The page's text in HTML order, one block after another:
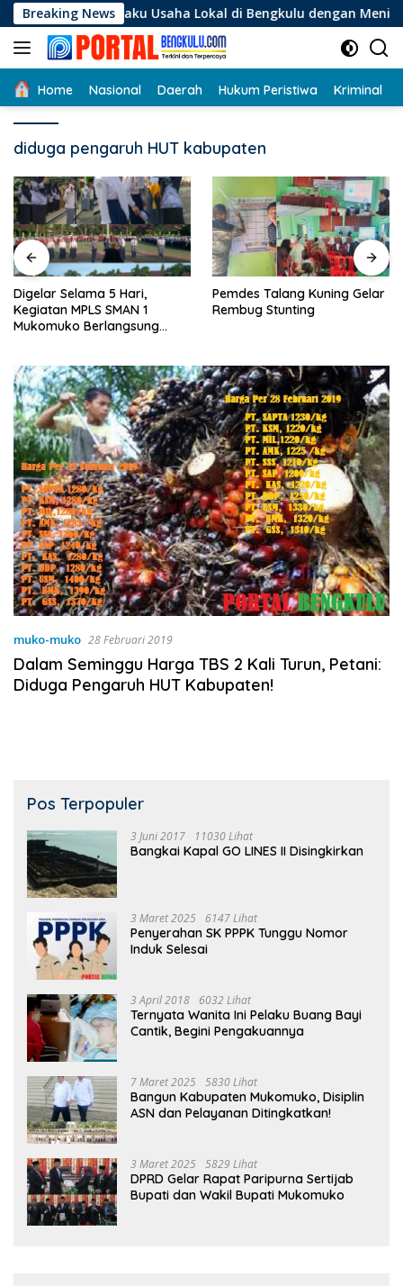
Langsung
ke
konten
Breaking News
Pelaku Usaha Lokal di Bengkulu dengan Meningkatkan
Home Nasional Daerah Hukum Peristiwa Kriminal
diduga pengaruh HUT kabupaten
Digelar Selama 5 Hari,
Kegiatan MPLS SMAN 1
Mukomuko Berlangsung
Pemdes Talang Kuning Gelar
Rembug Stunting
muko-muko 28 Februari 2019
Dalam Seminggu Harga TBS 2 Kali Turun, Petani:
Diduga Pengaruh HUT Kabupaten!
Pos Terpopuler
3 Juni 2017 11030 Lihat
Bangkai Kapal GO LINES II Disingkirkan
3 Maret 2025 6147 Lihat
Penyerahan SK PPPK Tunggu Nomor
Induk Selesai
3 April 2018 6032 Lihat
Ternyata Wanita Ini Pelaku Buang Bayi
Cantik, Begini Pengakuannya
7 Maret 2025 5830 Lihat
Bangun Kabupaten Mukomuko, Disiplin
ASN dan Pelayanan Ditingkatkan!
3 Maret 2025 5829 Lihat
DPRD Gelar Rapat Paripurna Sertijab
Bupati dan Wakil Bupati Mukomuko